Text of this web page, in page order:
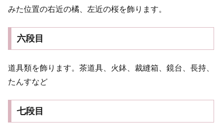
みた位置の右近の橘、左近の桜を飾ります。
六段目
道具類を飾ります。茶道具、火鉢、裁縫箱、鏡台、長持、
たんすなど
七段目